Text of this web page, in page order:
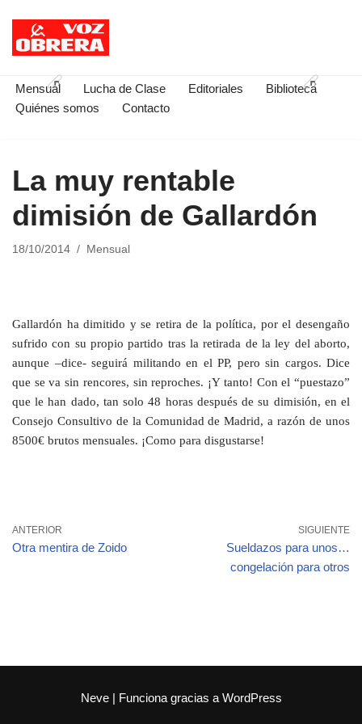
Saltar
contenido
Mensual Lucha de Clase Editoriales
Biblioteca
Quiénes somos
Contacto
La muy rentable
dimisión de Gallardón
18/10/2014 Mensual
Gallardón ha dimitido y se retira de la política, por el desengaño
sufrido con su propio partido tras la retirada de la ley del aborto,
aunque –dice- seguirá militando en el PP, pero sin cargos. Dice
que se va sin rencores, sin reproches. ¡Y tanto! Con el “puestazo”
que le han dado, tan solo 48 horas después de su dimisión, en el
Consejo Consultivo de la Comunidad de Madrid, a razón de unos
8500€ brutos mensuales. ¡Como para disgustarse!
ANTERIOR
Otra mentira de Zoido
SIGUIENTE
Sueldazos para unos…
congelación para otros
Neve| Funciona gracias a WordPress